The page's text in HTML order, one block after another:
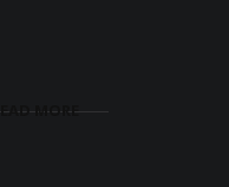
MORE